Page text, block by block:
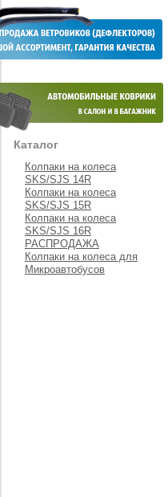
Каталог
Колпаки на колеса
SKS/SJS 14R
Колпаки на колеса
SKS/SJS 15R
Колпаки на колеса
SKS/SJS 16R
РАСПРОДАЖА
Колпаки на колеса для
Микроавтобусов